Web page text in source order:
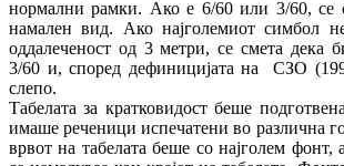
нормални рамки. Ако е 6/60 или 3/60, се
намален вид. Ако најголемиот симбол
оддалеченост од 3 метри, се смета дека
3/60 и, според дефиницијата на СЗО
слепо.
Табелата за кратковидост беше
имаше реченици испечатени во различна
врвот на табелата беше со најголем фонт,